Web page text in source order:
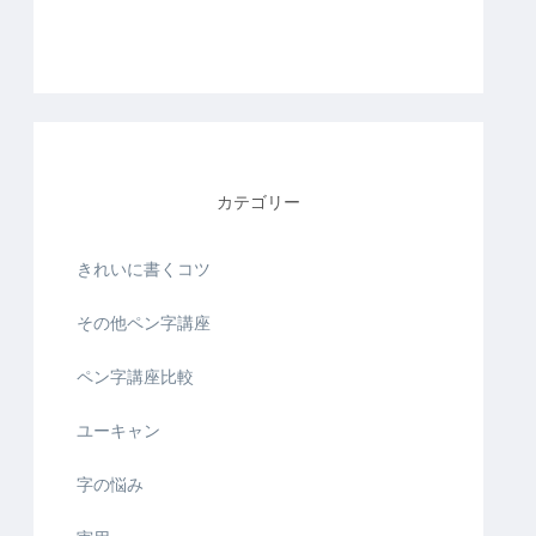
カテゴリー
きれいに書くコツ
その他ペン字講座
ペン字講座比較
ユーキャン
字の悩み